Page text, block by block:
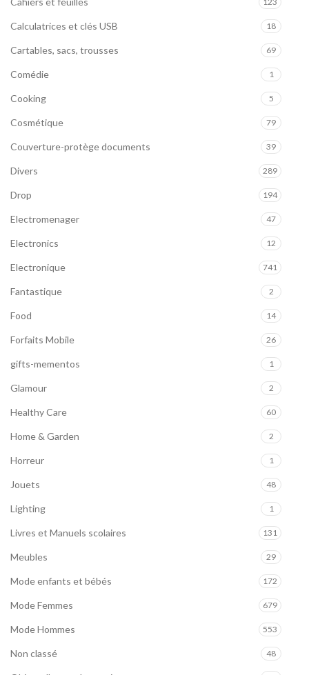
Calculatrices et clés USB 18
Cartables, sacs, trousses 69
Comédie 1
Cooking 5
Cosmétique 79
Couverture-protège documents 39
Divers 289
Drop 194
Electromenager 47
Electronics 12
Electronique 741
Fantastique 2
Food 14
Forfaits Mobile 26
gifts-mementos 1
Glamour 2
Healthy Care 60
Home & Garden 2
Horreur 1
Jouets 48
Lighting 1
Livres et Manuels scolaires 131
Meubles 29
Mode enfants et bébés 172
Mode Femmes 679
Mode Hommes 553
Non classé 48